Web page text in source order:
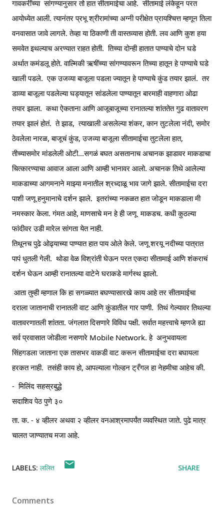
गावकरींच्या  सांगण्यानुसार तो हात सीतामाईचा आहे.  सीतामाई लंकेहून परत
आयोध्येत आली. त्यानंतर प्रभू श्रीरामांच्या अग्नी परीक्षेत प्रायश्चित्त म्हणून तिला
वनवासात जावे लागले. तेव्हा या ठिकाणी ती वास्तव्यास होती. लव आणि कुश हया
समवेत इथल्याच अरण्यात राहत होती.  तिच्या दोन्ही हातात पाण्याचे दोन घडे
अर्थात कमंडलू होते. वाल्मिकी ऋषींच्या सांगण्यावरून तिच्या हातून हे पाण्याचे घडे
खाली पडले.  एक उजव्या बाजूला पडला ज्यातून हे पाण्याचे कुंड तयार झालं.  तर
डाव्या बाजूला पडलेल्या घड्यातून सांडलेला पाण्यातून बारमाही वाहणारा ओढा
तयार झाला.  कथा ऐकताना आणि आजूबाजूच्या रानातल्या शांततेत गुढ वातावरण
तयार झालं होतं.  ते झाड,  त्याखाली असलेल्या शंकर, कान तुटलेला नंदी, समोर
ठेवलेला नारळ, बाजूचं कुंड, उजव्या बाजूला सीतामाईचा तुटलेला हात,
तीच्यासमोर मांडलेली ओटी...सगळं बघत असतानाच अचानक झाडावर माकडाचा
चित्कारण्याचा आवाज आला आणि आम्ही भानावर आलो. अचानक तिथे आलेल्या
माकडाच्या आगमनाने माझ्या मनातील श्रध्दाळू भाव जागे झाले. सीतामाईचा दरा
पाशी जणू हनुमानाचे दर्शन झाले.  इतरांच्या नकळत हात जोडून माकडाला मी
नमस्कार केला. गंमत आहे, माणसाचे मन हे ही जणू  माकडच. कधी कुठल्या
फांदीवर उडी मारेल सांगता येत नाही.
तिथूनच पुढे ओढ्याच्या पाण्यात हात पाय ओले केले. जणू शरयू नदीच्या पात्रात
पापं धुतली गेली.  थोडा वेळ विश्रांती घेऊन परत एकदा सीतामाई आणि शंकराचं
दर्शन घेऊन आम्ही रानातल्या वाटेने घराकडे मार्गस्थ झालो.
दराला जातानाची रानातली वाट आणि कुंडातील गार पाणी.  तिथं गेल्यावर तिथल्या
वातावरणातली शांतता. जंगलात दिसणारे विविध पक्षी. सर्वात महत्त्वाचे म्हणजे ह्या
सर्व प्रवासात जोडीला नसणारे Mobile Network. हे  अनुभवायला
सिंहगडला जाताना एक तासभर वाकडी वाट करून सीतामाईचा दरा बघायला
हरकत नाही.  तसंही काय हो, आपल्याला गोल्डन ट्रँगल हा नेहमीचा आहेच की.
-  मिलिंद सहस्रबुद्धे
सदाशिव पेठ पुणे ३०
ता. क. - ४ व्हीलर अथवा २ व्हीलर वनआश्रमापर्यंत व्यवस्थित जाते. पुढे मात्र
चालत जाण्यातच मजा आहे.
LABELS: ललित SHARE
Comments